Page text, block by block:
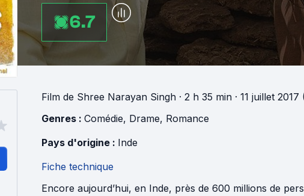
6.7
Film de Shree Narayan Singh · 2 h 35 min · 11 juillet
Genres : Comédie, Drame, Romance
Pays d'origine : Inde
Fiche technique
Encore aujourd’hui, en Inde, près de 600 millions de